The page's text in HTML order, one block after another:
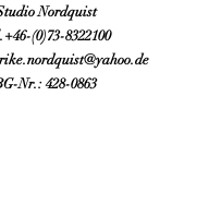
Nordquist
(0)73-8322100
Nr.:428-0863